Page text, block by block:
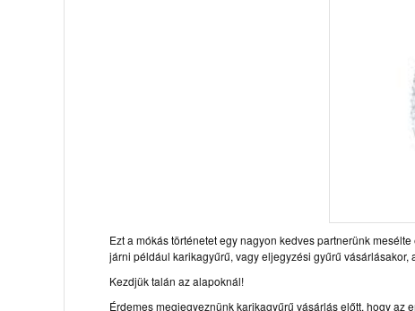
Ezt a mókás történetet egy nagyon kedves partnerünk
járni például karikagyűrű, vagy eljegyzési gyűrű
Kezdjük talán az alapoknál!
Érdemes megjegyeznünk karikagyűrű vásárlás előtt, hogy az